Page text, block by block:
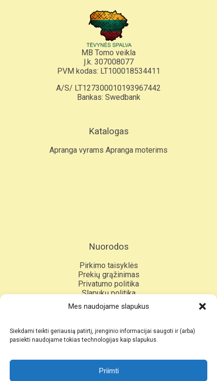
Mes naudojame slapukus
Siekdami teikti geriausią patirtį, įrenginio informacijai saugoti ir (arba)
pasiekti naudojame tokias technologijas kaip slapukus.
Priimti
MB Tomo veikla
Į.k. 307008077
PVM kodas: LT100018534411
A/S/ LT127300010193967442
Bankas: Swedbank
Katalogas
Apranga vyrams Apranga moterims
Nuorodos
Pirkimo taisyklės
Prekių grąžinimas
Privatumo politika
Slapukų politika
Kontaktai
Sekite mus